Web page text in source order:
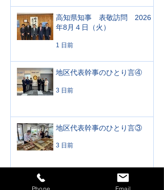
高知県知事 表敬訪問 2026
年8月４日（火）
1 日前
地区代表幹事のひとり言④
3 日前
地区代表幹事のひとり言③
3 日前
公式訪問 高知西ロータリー
Phone Email